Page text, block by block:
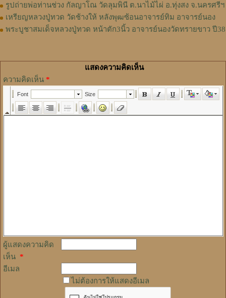
รูปถ่ายพ่อท่านช่วง กัลญาโณ วัดลุมพินี ต.นาไม้ไผ่ อ.ทุ่งสง จ.นครศรีฯ
เหรียญหลวงปู่ทวด วัดช้างให้ หลังพุฒซ้อนอาจารย์ทิม อาจารย์นอง
พระบูชาสมเด็จหลวงปู่ทวด หน้าตัก3นิ้ว อาจารย์นองวัดทรายขาว ปี38
แสดงความคิดเห็น
ความคิดเห็น *
ผู้แสดงความคิด
เห็น *
อีเมล
ไม่ต้องการให้แสดงอีเมล